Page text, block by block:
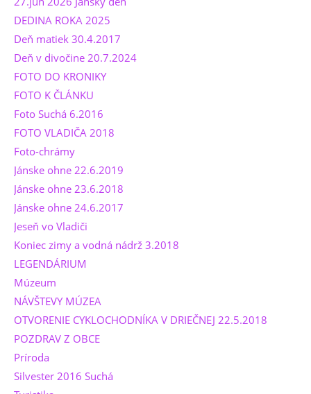
DEDINA ROKA 2025
Deň matiek 30.4.2017
Deň v divočine 20.7.2024
FOTO DO KRONIKY
FOTO K ČLÁNKU
Foto Suchá 6.2016
FOTO VLADIČA 2018
Foto-chrámy
Jánske ohne 22.6.2019
Jánske ohne 23.6.2018
Jánske ohne 24.6.2017
Jeseň vo Vladiči
Koniec zimy a vodná nádrž 3.2018
LEGENDÁRIUM
Múzeum
NÁVŠTEVY MÚZEA
OTVORENIE CYKLOCHODNÍKA V DRIEČNEJ 22.5.2018
POZDRAV Z OBCE
Príroda
Silvester 2016 Suchá